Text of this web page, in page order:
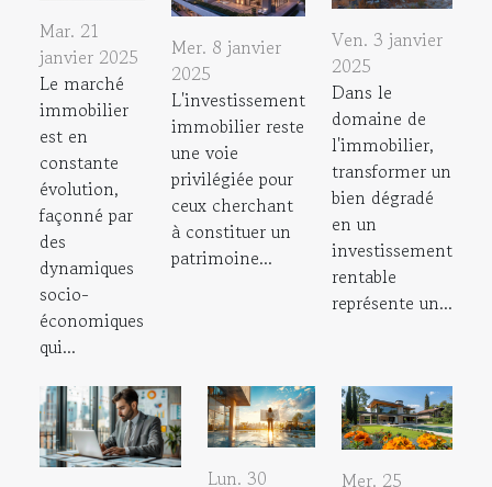
Mar. 21
janvier 2025
Le marché
immobilier
est en
constante
évolution,
façonné par
des
dynamiques
socio-
économiques
qui...
Mer. 8 janvier
2025
L'investissement
immobilier reste
une voie
privilégiée pour
ceux cherchant
à constituer un
patrimoine...
Ven. 3 janvier
2025
Dans le
domaine de
l'immobilier,
transformer un
bien dégradé
en un
investissement
rentable
représente un...
Lun. 30
Mer. 25